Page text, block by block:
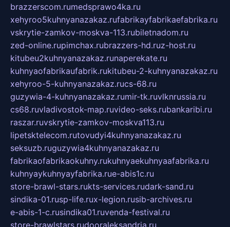
brazzerscom.rumedsprawo4ka.ru
xehyroo5kuhnyanazakaz.rufabrikayfabrikaefabrika.ru
vskrytie-zamkov-moskva-113.rubiletnadom.ru
zed-online.rupimchax.rubrazzers-hd.ruz-host.ru
kitubeu2kuhnyanazakaz.runaperekate.ru
kuhnyaofabrikaufabrik.rukitubeu-2-kuhnyanazakaz.ru
xehyroo-5-kuhnyanazakaz.rucs-68.ru
guzywia-4-kuhnyanazakaz.rumir-tk.ruvlknrussia.ru
cs68.ruvladivostok-map.ruvideo-seks.rubankaribi.ru
raszar.ruvskrytie-zamkov-moskva113.ru
lipetsktelecom.rutovudyi4kuhnyanazakaz.ru
seksuzb.ruguzywia4kuhnyanazakaz.ru
fabrikaofabrikaokuhny.rukuhnyaekuhnyaafabrika.ru
kuhnyaykuhnyayfabrika.rue-abis1c.ru
store-brawl-stars.rukts-services.rudark-sand.ru
sindika-01.rusp-life.rux-legion.rusib-archives.ru
e-abis-1-c.rusindika01.ruvenda-festival.ru